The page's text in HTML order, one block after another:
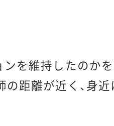
ンを維持したのか
距離が近く、身